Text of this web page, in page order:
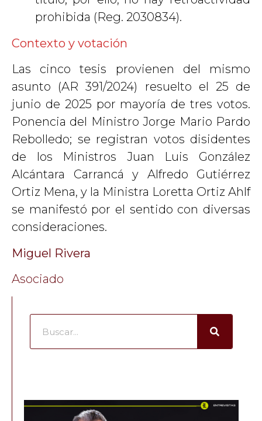
prohibida (Reg. 2030834).
Contexto y votación
Las cinco tesis provienen del mismo
asunto (AR 391/2024) resuelto el 25 de
junio de 2025 por mayoría de tres votos.
Ponencia del Ministro Jorge Mario Pardo
Rebolledo; se registran votos disidentes
de los Ministros Juan Luis González
Alcántara Carrancá y Alfredo Gutiérrez
Ortiz Mena, y la Ministra Loretta Ortiz Ahlf
se manifestó por el sentido con diversas
consideraciones.
Miguel Rivera
Asociado